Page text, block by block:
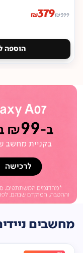
₪399
₪379
הוספה
מחשבים